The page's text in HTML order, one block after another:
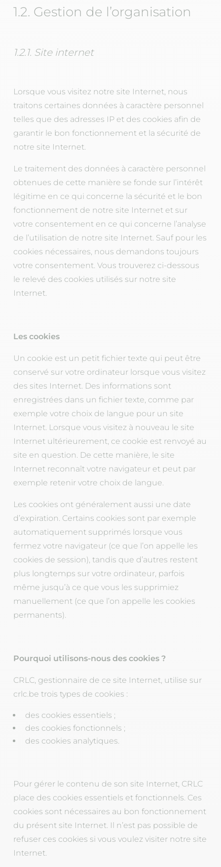
1.2. Gestion de l’organisation
1.2.1. Site internet
Lorsque vous visitez notre site Internet, nous
traitons certaines données à caractère personnel
telles que des adresses IP et des cookies afin de
garantir le bon fonctionnement et la sécurité de
notre site Internet.
Le traitement des données à caractère personnel
obtenues de cette manière se fonde sur l’intérêt
légitime en ce qui concerne la sécurité et le bon
fonctionnement de notre site Internet et sur
votre consentement en ce qui concerne l’analyse
de l’utilisation de notre site Internet. Sauf pour les
cookies nécessaires, nous demandons toujours
votre consentement. Vous trouverez ci-dessous
le relevé des cookies utilisés sur notre site
Internet.
Les cookies
Un cookie est un petit fichier texte qui peut être
conservé sur votre ordinateur lorsque vous visitez
des sites Internet. Des informations sont
enregistrées dans un fichier texte, comme par
exemple votre choix de langue pour un site
Internet. Lorsque vous visitez à nouveau le site
Internet ultérieurement, ce cookie est renvoyé au
site en question. De cette manière, le site
Internet reconnaît votre navigateur et peut par
exemple retenir votre choix de langue.
Les cookies ont généralement aussi une date
d’expiration. Certains cookies sont par exemple
automatiquement supprimés lorsque vous
fermez votre navigateur (ce que l’on appelle les
cookies de session), tandis que d’autres restent
plus longtemps sur votre ordinateur, parfois
même jusqu’à ce que vous les supprimiez
manuellement (ce que l’on appelle les cookies
permanents).
Pourquoi utilisons-nous des cookies ?
CRLC, gestionnaire de ce site Internet, utilise sur
crlc.be trois types de cookies :
des cookies essentiels ;
des cookies fonctionnels ;
des cookies analytiques.
Pour gérer le contenu de son site Internet, CRLC
place des cookies essentiels et fonctionnels. Ces
cookies sont nécessaires au bon fonctionnement
du présent site Internet. Il n’est pas possible de
refuser ces cookies si vous voulez visiter notre site
Internet.